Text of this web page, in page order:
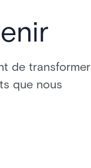
de transformer
que nous